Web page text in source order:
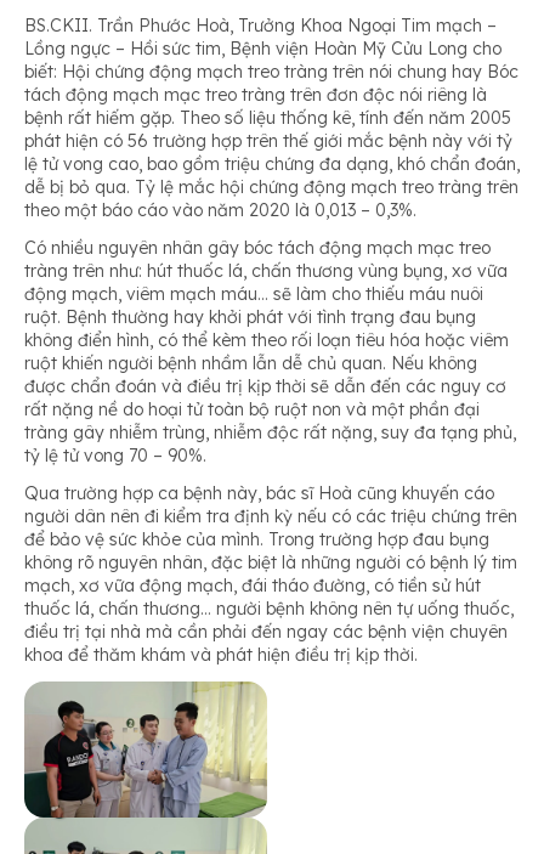
BS.CKII. Trần Phước Hoà, Trưởng Khoa Ngoại Tim mạch –
Lồng ngực – Hồi sức tim, Bệnh viện Hoàn Mỹ Cửu Long cho
biết: Hội chứng động mạch treo tràng trên nói chung hay Bóc
tách động mạch mạc treo tràng trên đơn độc nói riêng là
bệnh rất hiếm gặp. Theo số liệu thống kê, tính đến năm 2005
phát hiện có 56 trường hợp trên thế giới mắc bệnh này với tỷ
lệ tử vong cao, bao gồm triệu chứng đa dạng, khó chẩn đoán,
dễ bị bỏ qua. Tỷ lệ mắc hội chứng động mạch treo tràng trên
theo một báo cáo vào năm 2020 là 0,013 – 0,3%.
Có nhiều nguyên nhân gây bóc tách động mạch mạc treo
tràng trên như: hút thuốc lá, chấn thương vùng bụng, xơ vữa
động mạch, viêm mạch máu… sẽ làm cho thiếu máu nuôi
ruột. Bệnh thường hay khởi phát với tình trạng đau bụng
không điển hình, có thể kèm theo rối loạn tiêu hóa hoặc viêm
ruột khiến người bệnh nhầm lẫn dễ chủ quan. Nếu không
được chẩn đoán và điều trị kịp thời sẽ dẫn đến các nguy cơ
rất nặng nề do hoại tử toàn bộ ruột non và một phần đại
tràng gây nhiễm trùng, nhiễm độc rất nặng, suy đa tạng phủ,
tỷ lệ tử vong 70 – 90%.
Qua trường hợp ca bệnh này, bác sĩ Hoà cũng khuyến cáo
người dân nên đi kiểm tra định kỳ nếu có các triệu chứng trên
để bảo vệ sức khỏe của mình. Trong trường hợp đau bụng
không rõ nguyên nhân, đặc biệt là những người có bệnh lý tim
mạch, xơ vữa động mạch, đái tháo đường, có tiền sử hút
thuốc lá, chấn thương… người bệnh không nên tự uống thuốc,
điều trị tại nhà mà cần phải đến ngay các bệnh viện chuyên
khoa để thăm khám và phát hiện điều trị kịp thời.